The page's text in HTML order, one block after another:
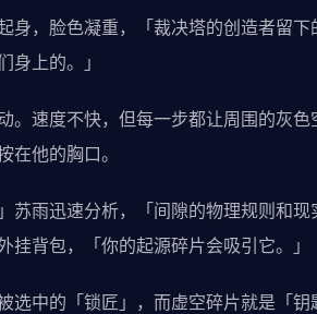
起身，脸色凝重，「裁决塔的创造者
身上的。」
。速度不快，但每一步都让周围的灰
在他的胸口。
苏雨迅速分析，「间隙的物理规则和
背包，「你的起源碎片会吸引它。」
选中的「锁匠」，而虚空碎片就是「